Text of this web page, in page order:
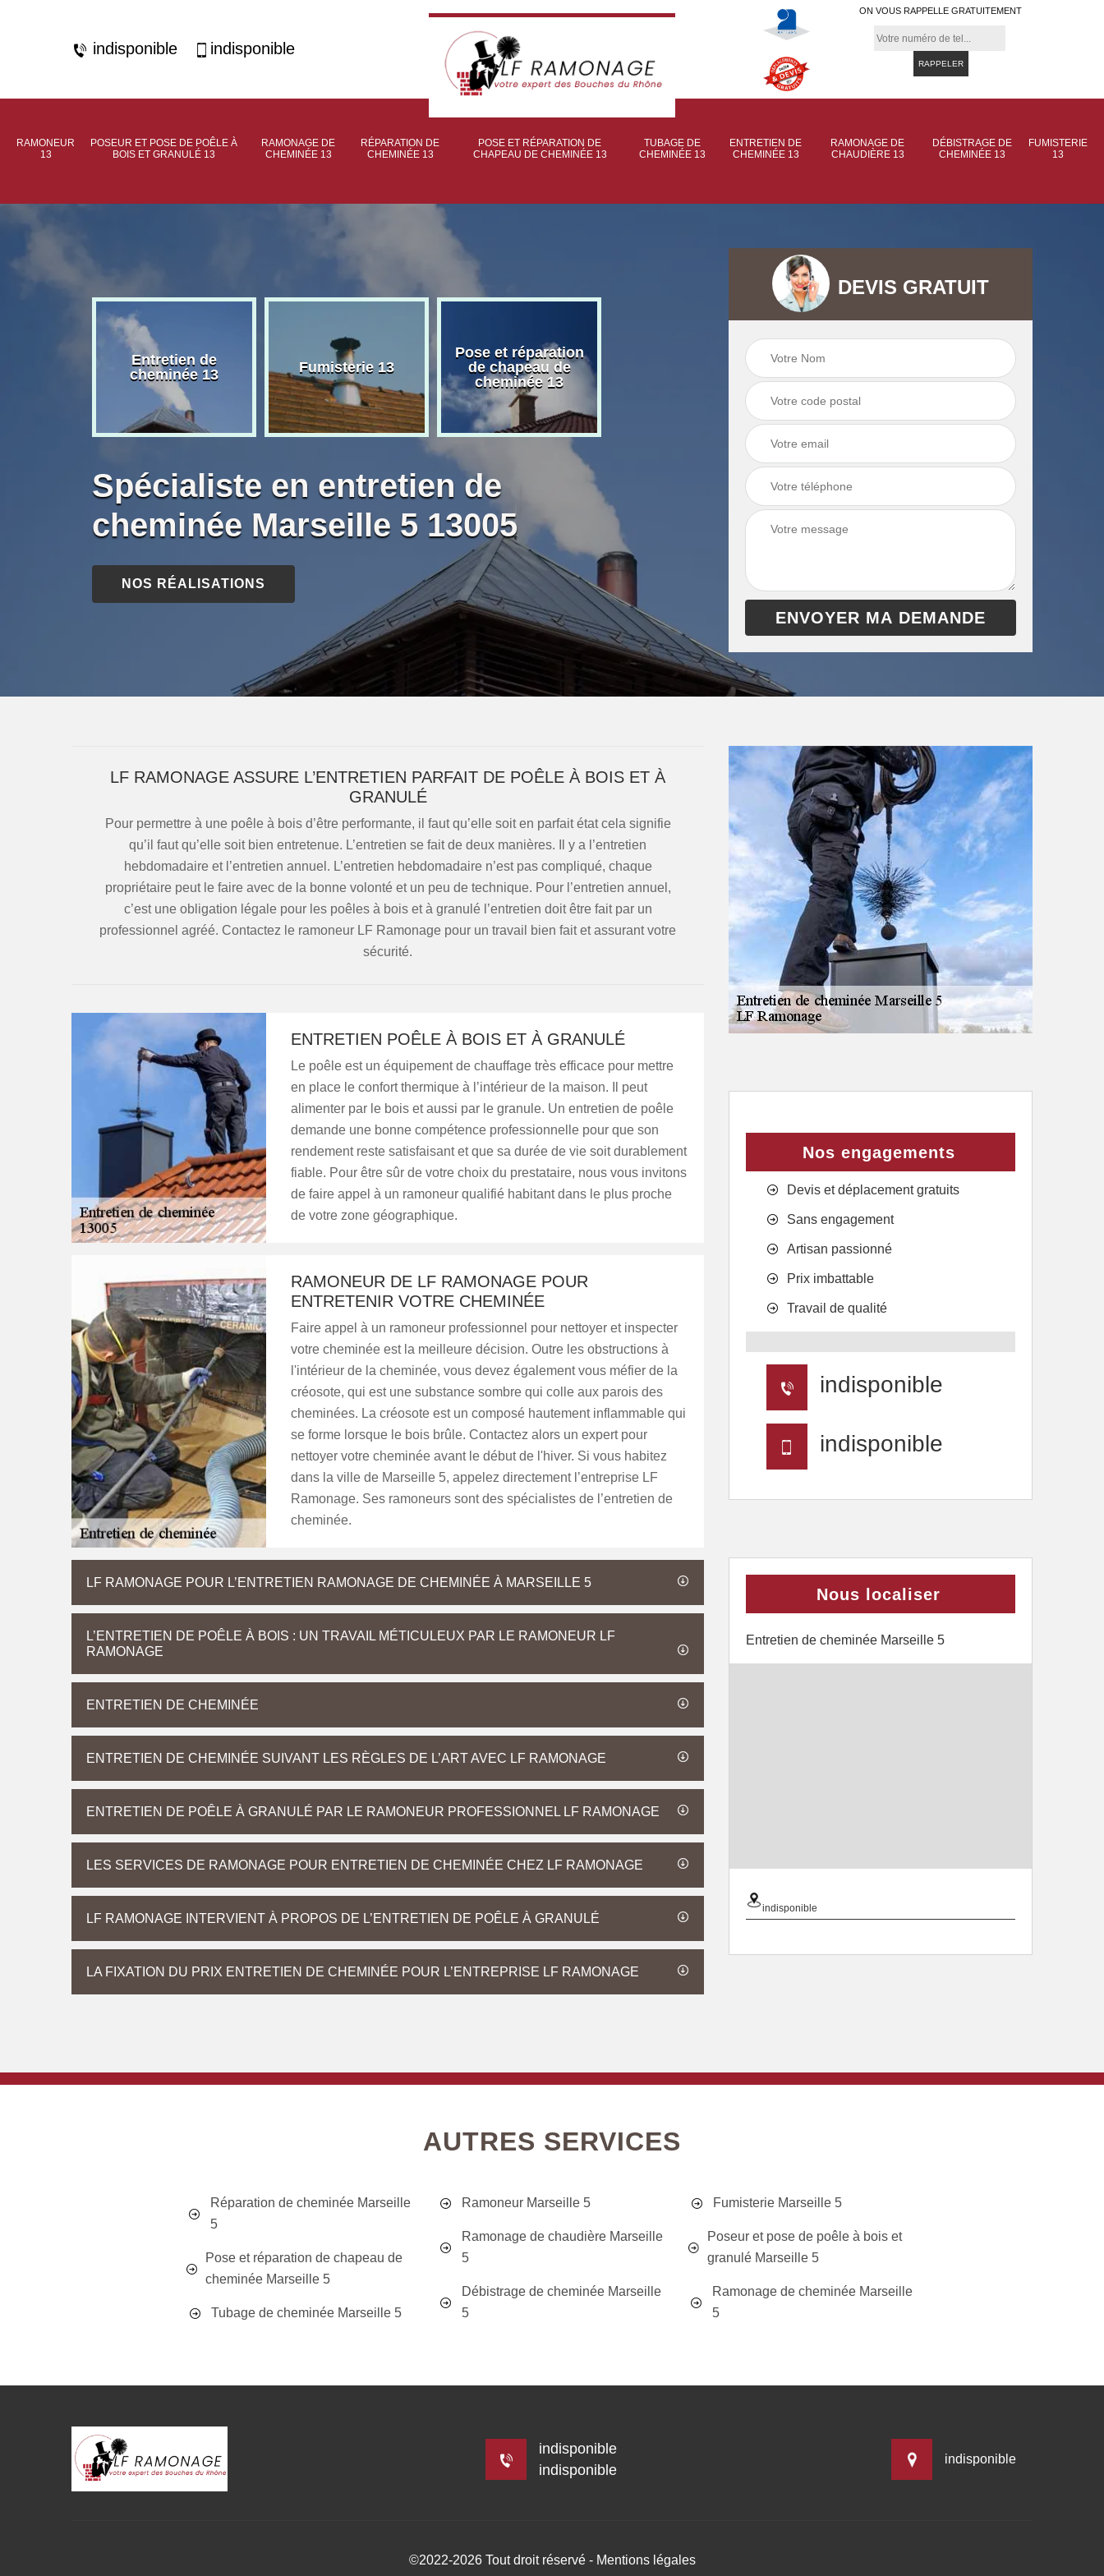
indisponible indisponible
ON VOUS RAPPELLE GRATUITEMENT
RAMONEUR
13
POSEUR ET POSE DE POÊLE À
BOIS ET GRANULÉ 13
RAMONAGE DE
CHEMINÉE 13
RÉPARATION DE
CHEMINÉE 13
POSE ET RÉPARATION DE
CHAPEAU DE CHEMINÉE 13
TUBAGE DE
CHEMINÉE 13
ENTRETIEN DE
CHEMINÉE 13
RAMONAGE DE
CHAUDIÈRE 13
DÉBISTRAGE DE
CHEMINÉE 13
FUMISTERIE
13
Entretien de
cheminée 13
Fumisterie 13
Pose et réparation
de chapeau de
cheminée 13
Poseur et pose de
Ramonage de
chaudière 13
Ramonage de
cheminée 13
Spécialiste en entretien de
cheminée Marseille 5 13005
NOS RÉALISATIONS
DEVIS GRATUIT
LF RAMONAGE ASSURE L’ENTRETIEN PARFAIT DE POÊLE À BOIS ET À
GRANULÉ
Pour permettre à une poêle à bois d’être performante, il faut qu’elle soit en parfait état cela signifie
qu’il faut qu’elle soit bien entretenue. L’entretien se fait de deux manières. Il y a l’entretien
hebdomadaire et l’entretien annuel. L’entretien hebdomadaire n’est pas compliqué, chaque
propriétaire peut le faire avec de la bonne volonté et un peu de technique. Pour l’entretien annuel,
c’est une obligation légale pour les poêles à bois et à granulé l’entretien doit être fait par un
professionnel agréé. Contactez le ramoneur LF Ramonage pour un travail bien fait et assurant votre
sécurité.
ENTRETIEN POÊLE À BOIS ET À GRANULÉ
Le poêle est un équipement de chauffage très efficace pour mettre
en place le confort thermique à l’intérieur de la maison. Il peut
alimenter par le bois et aussi par le granule. Un entretien de poêle
demande une bonne compétence professionnelle pour que son
rendement reste satisfaisant et que sa durée de vie soit durablement
fiable. Pour être sûr de votre choix du prestataire, nous vous invitons
de faire appel à un ramoneur qualifié habitant dans le plus proche
de votre zone géographique.
RAMONEUR DE LF RAMONAGE POUR
ENTRETENIR VOTRE CHEMINÉE
Faire appel à un ramoneur professionnel pour nettoyer et inspecter
votre cheminée est la meilleure décision. Outre les obstructions à
l'intérieur de la cheminée, vous devez également vous méfier de la
créosote, qui est une substance sombre qui colle aux parois des
cheminées. La créosote est un composé hautement inflammable qui
se forme lorsque le bois brûle. Contactez alors un expert pour
nettoyer votre cheminée avant le début de l'hiver. Si vous habitez
dans la ville de Marseille 5, appelez directement l’entreprise LF
Ramonage. Ses ramoneurs sont des spécialistes de l’entretien de
cheminée.
LF RAMONAGE POUR L’ENTRETIEN RAMONAGE DE CHEMINÉE À MARSEILLE 5
L’ENTRETIEN DE POÊLE À BOIS : UN TRAVAIL MÉTICULEUX PAR LE RAMONEUR LF
RAMONAGE
ENTRETIEN DE CHEMINÉE
ENTRETIEN DE CHEMINÉE SUIVANT LES RÈGLES DE L’ART AVEC LF RAMONAGE
ENTRETIEN DE POÊLE À GRANULÉ PAR LE RAMONEUR PROFESSIONNEL LF RAMONAGE
LES SERVICES DE RAMONAGE POUR ENTRETIEN DE CHEMINÉE CHEZ LF RAMONAGE
LF RAMONAGE INTERVIENT À PROPOS DE L’ENTRETIEN DE POÊLE À GRANULÉ
LA FIXATION DU PRIX ENTRETIEN DE CHEMINÉE POUR L’ENTREPRISE LF RAMONAGE
Nos engagements
Devis et déplacement gratuits
Sans engagement
Artisan passionné
Prix imbattable
Travail de qualité
indisponible
indisponible
Nous localiser
Entretien de cheminée Marseille 5
indisponible
AUTRES SERVICES
Réparation de cheminée Marseille
5
Pose et réparation de chapeau de
cheminée Marseille 5
Tubage de cheminée Marseille 5
Ramoneur Marseille 5
Ramonage de chaudière Marseille
5
Débistrage de cheminée Marseille
5
Fumisterie Marseille 5
Poseur et pose de poêle à bois et
granulé Marseille 5
Ramonage de cheminée Marseille
5
indisponible
indisponible
indisponible
©2022-2026 Tout droit réservé - Mentions légales